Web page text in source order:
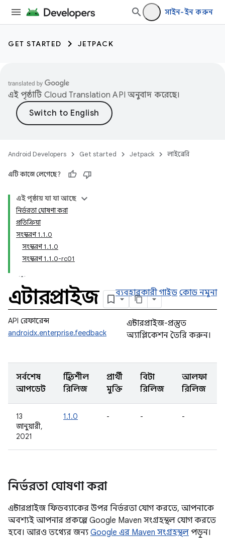
সাইন-ইন করুন
GET STARTED JETPACK
এই পৃষ্ঠাটি Cloud Translation API অনুবাদ করেছে।
Android Developers Get started Jetpack লাইব্রেরি
এটি কাজে লেগেছে?
এই পৃষ্ঠায় যা যা আছে
নির্ভরতা ঘোষণা করা
প্রতিক্রিয়া
সংস্করণ 1.1.0
সংস্করণ 1.1.0
সংস্করণ 1.1.0-rc01
এন্টারপ্রাইজ ব্যবহারকারী গাইড কোড নমুনা
API রেফারেন্স
androidx.enterprise.feedback
এন্টারপ্রাইজ-প্রস্তুত
অ্যাপ্লিকেশন তৈরি করুন।
সর্বশেষ
আপডেট
স্থিতিশীল
রিলিজ
প্রার্থী
মুক্তি
বিটা
রিলিজ
আলফা
রিলিজ
13
জানুয়ারী,
2021
1.1.0 - - -
নির্ভরতা ঘোষণা করা
এন্টারপ্রাইজ ফিডব্যাকের উপর নির্ভরতা যোগ করতে, আপনাকে
অবশ্যই আপনার প্রকল্পে Google Maven সংগ্রহস্থল যোগ করতে
হবে। আরও তথ্যের জন্য Google এর Maven সংগ্রহস্থল পড়ুন।